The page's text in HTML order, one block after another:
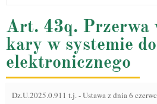
Art. 43q. Przerwa
kary w systemie
elektronicznego
Dz.U.2025.0.911 t.j.-Ustawa z dnia 6